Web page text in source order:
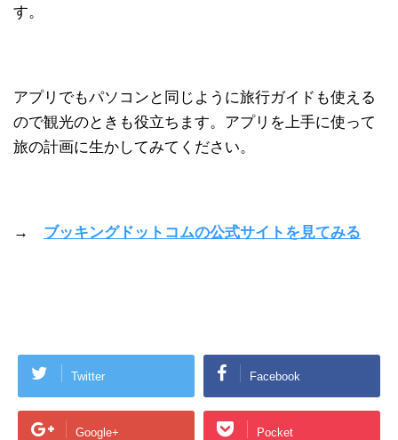
す。
アプリでもパソコンと同じように旅行ガイドも使える
ので観光のときも役立ちます。アプリを上手に使って
旅の計画に生かしてみてください。
→ ブッキングドットコムの公式サイトを見てみる
Twitter Facebook
Google+ Pocket